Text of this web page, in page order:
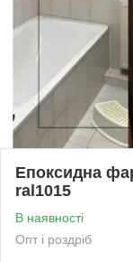
Епоксидна
ral1015
В наявності
Опт і роздріб